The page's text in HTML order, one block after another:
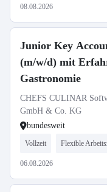
08.08.2026
Junior Key
(m/w/d) mit
Gastronomie
CHEFS CULINAR
GmbH & Co. KG
bundesweit
Vollzeit Flexible
06.08.2026